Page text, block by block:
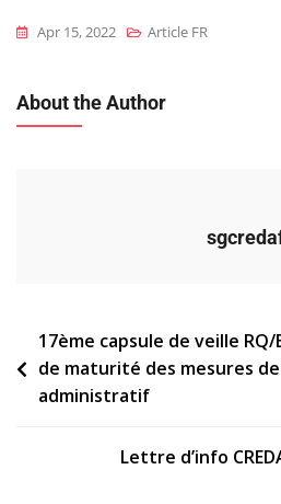
Apr 15, 2022 Article FR
About the Author
Navigation
de
l’article
17ème capsule de veille RQ/
de maturité des mesures
administratif
Lettre d’info